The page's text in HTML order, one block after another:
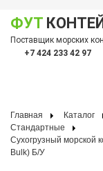
ФУТ
Поставщик морских
+7 424 233 42 97
Главная Каталог
Стандартные
Сухогрузный морской контейнер 40 футов для насыпных грузов (40′
Bulk) Б/У
меню